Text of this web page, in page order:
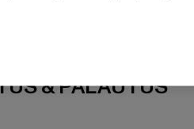
& PALAUTUS